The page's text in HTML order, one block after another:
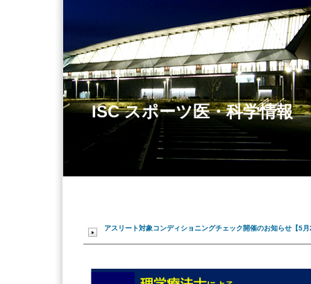
ISC スポーツ医・科学情報
アスリート対象コンディショニングチェック開催のお知らせ【5